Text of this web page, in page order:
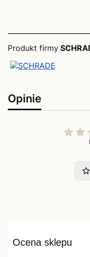
Produkt firmy
Opinie
Ocena sklepu